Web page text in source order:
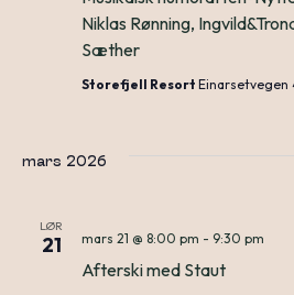
Niklas Rønning,
Sæther
Storefjell Resort Einarsetvegen
mars 2026
LØR
21
Afterski med Staut
mars 21 @ 8:00 pm - 9:30 pm